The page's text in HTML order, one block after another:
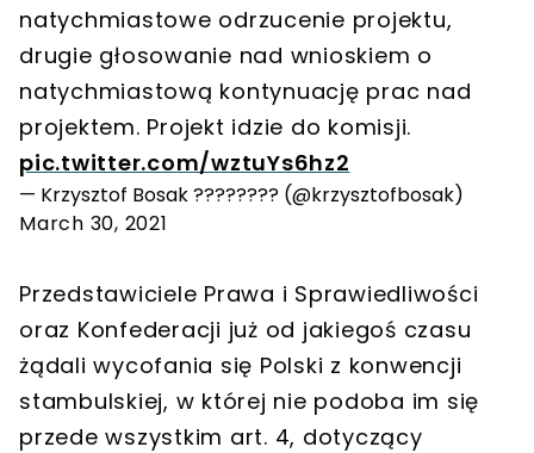
natychmiastowe odrzucenie projektu,
drugie głosowanie nad wnioskiem o
natychmiastową kontynuację prac nad
projektem. Projekt idzie do komisji.
pic.twitter.com/wztuYs6hz2
— Krzysztof Bosak ???????? (@krzysztofbosak)
March 30, 2021
Przedstawiciele Prawa i Sprawiedliwości
oraz Konfederacji już od jakiegoś czasu
żądali wycofania się Polski z konwencji
stambulskiej, w której nie podoba im się
przede wszystkim art. 4, dotyczący